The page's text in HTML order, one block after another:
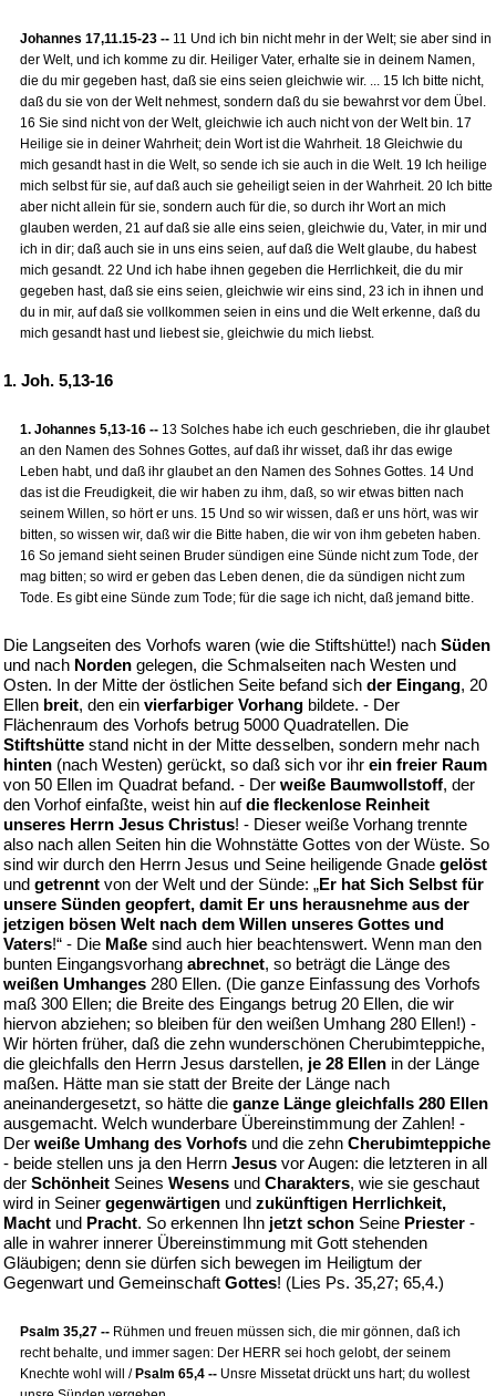
Johannes 17,11.15-23 -- 11 Und ich bin nicht mehr in der Welt; sie aber sind in
der Welt, und ich komme zu dir. Heiliger Vater, erhalte sie in deinem Namen,
die du mir gegeben hast, daß sie eins seien gleichwie wir. ... 15 Ich bitte nicht,
daß du sie von der Welt nehmest, sondern daß du sie bewahrst vor dem Übel.
16 Sie sind nicht von der Welt, gleichwie ich auch nicht von der Welt bin. 17
Heilige sie in deiner Wahrheit; dein Wort ist die Wahrheit. 18 Gleichwie du
mich gesandt hast in die Welt, so sende ich sie auch in die Welt. 19 Ich heilige
mich selbst für sie, auf daß auch sie geheiligt seien in der Wahrheit. 20 Ich bitte
aber nicht allein für sie, sondern auch für die, so durch ihr Wort an mich
glauben werden, 21 auf daß sie alle eins seien, gleichwie du, Vater, in mir und
ich in dir; daß auch sie in uns eins seien, auf daß die Welt glaube, du habest
mich gesandt. 22 Und ich habe ihnen gegeben die Herrlichkeit, die du mir
gegeben hast, daß sie eins seien, gleichwie wir eins sind, 23 ich in ihnen und
du in mir, auf daß sie vollkommen seien in eins und die Welt erkenne, daß du
mich gesandt hast und liebest sie, gleichwie du mich liebst.
1. Joh. 5,13-16
1. Johannes 5,13-16 -- 13 Solches habe ich euch geschrieben, die ihr glaubet
an den Namen des Sohnes Gottes, auf daß ihr wisset, daß ihr das ewige
Leben habt, und daß ihr glaubet an den Namen des Sohnes Gottes. 14 Und
das ist die Freudigkeit, die wir haben zu ihm, daß, so wir etwas bitten nach
seinem Willen, so hört er uns. 15 Und so wir wissen, daß er uns hört, was wir
bitten, so wissen wir, daß wir die Bitte haben, die wir von ihm gebeten haben.
16 So jemand sieht seinen Bruder sündigen eine Sünde nicht zum Tode, der
mag bitten; so wird er geben das Leben denen, die da sündigen nicht zum
Tode. Es gibt eine Sünde zum Tode; für die sage ich nicht, daß jemand bitte.
Die Langseiten des Vorhofs waren (wie die Stiftshütte!) nach Süden
und nach Norden gelegen, die Schmalseiten nach Westen und
Osten. In der Mitte der östlichen Seite befand sich der Eingang, 20
Ellen breit, den ein vierfarbiger Vorhang bildete. - Der
Flächenraum des Vorhofs betrug 5000 Quadratellen. Die
Stiftshütte stand nicht in der Mitte desselben, sondern mehr nach
hinten (nach Westen) gerückt, so daß sich vor ihr ein freier Raum
von 50 Ellen im Quadrat befand. - Der weiße Baumwollstoff, der
den Vorhof einfaßte, weist hin aufdie fleckenlose Reinheit
unseres Herrn Jesus Christus! - Dieser weiße Vorhang trennte
also nach allen Seiten hin die Wohnstätte Gottes von der Wüste. So
sind wir durch den Herrn Jesus und Seine heiligende Gnade gelöst
und getrennt von der Welt und der Sünde: „Er hat Sich Selbst für
unsere Sünden geopfert, damit Er uns herausnehme aus der
jetzigen bösen Welt nach dem Willen unseres Gottes und
Vaters!“ - Die Maße sind auch hier beachtenswert. Wenn man den
bunten Eingangsvorhang abrechnet, so beträgt die Länge des
weißen Umhanges 280 Ellen. (Die ganze Einfassung des Vorhofs
maß 300 Ellen; die Breite des Eingangs betrug 20 Ellen, die wir
hiervon abziehen; so bleiben für den weißen Umhang 280 Ellen!) -
Wir hörten früher, daß die zehn wunderschönen Cherubimteppiche,
die gleichfalls den Herrn Jesus darstellen, je 28 Ellen in der Länge
maßen. Hätte man sie statt der Breite der Länge nach
aneinandergesetzt, so hätte die ganze Länge gleichfalls 280 Ellen
ausgemacht. Welch wunderbare Übereinstimmung der Zahlen! -
Der weiße Umhang des Vorhofs und die zehn Cherubimteppiche
- beide stellen uns ja den Herrn Jesus vor Augen: die letzteren in all
der Schönheit Seines Wesens und Charakters, wie sie geschaut
wird in Seiner gegenwärtigen und zukünftigen Herrlichkeit,
Macht und Pracht. So erkennen Ihn jetzt schon Seine Priester -
alle in wahrer innerer Übereinstimmung mit Gott stehenden
Gläubigen; denn sie dürfen sich bewegen im Heiligtum der
Gegenwart und Gemeinschaft Gottes! (Lies Ps. 35,27; 65,4.)
Psalm 35,27 -- Rühmen und freuen müssen sich, die mir gönnen, daß ich
recht behalte, und immer sagen: Der HERR sei hoch gelobt, der seinem
Knechte wohl will / Psalm 65,4 -- Unsre Missetat drückt uns hart; du wollest